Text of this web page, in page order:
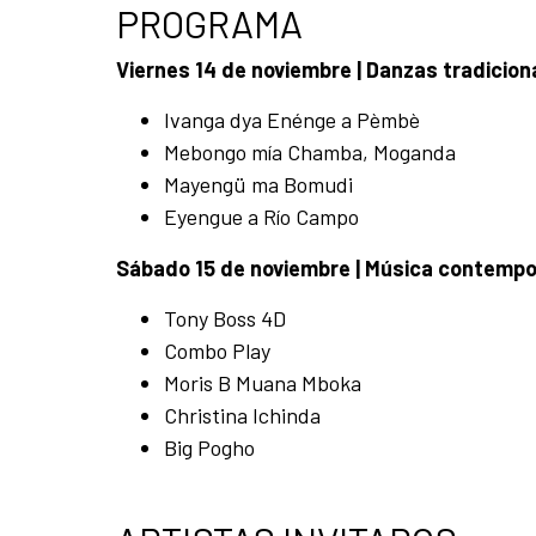
PROGRAMA
Viernes 14 de noviembre | Danzas
Ivanga dya Enénge a Pèmbè
Mebongo mía Chamba, Moganda
Mayengü ma Bomudi
Eyengue a Río Campo
Sábado 15 de noviembre | Música
Tony Boss 4D
Combo Play
Moris B Muana Mboka
Christina Ichinda
Big Pogho